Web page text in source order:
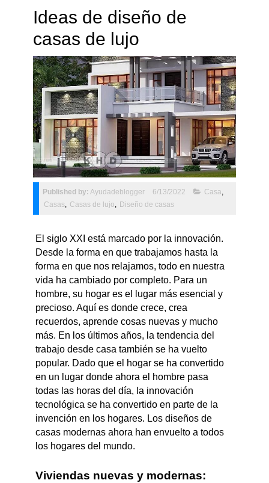
Ideas de diseño de
casas de lujo
Published by: Ayudadeblogger 6/13/2022 Casa,
Casas, Casas de lujo, Diseño de casas
El siglo XXI está marcado por la innovación.
Desde la forma en que trabajamos hasta la
forma en que nos relajamos, todo en nuestra
vida ha cambiado por completo. Para un
hombre, su hogar es el lugar más esencial y
precioso. Aquí es donde crece, crea
recuerdos, aprende cosas nuevas y mucho
más. En los últimos años, la tendencia del
trabajo desde casa también se ha vuelto
popular. Dado que el hogar se ha convertido
en un lugar donde ahora el hombre pasa
todas las horas del día, la innovación
tecnológica se ha convertido en parte de la
invención en los hogares. Los diseños de
casas modernas ahora han envuelto a todos
los hogares del mundo.
Viviendas nuevas y modernas: